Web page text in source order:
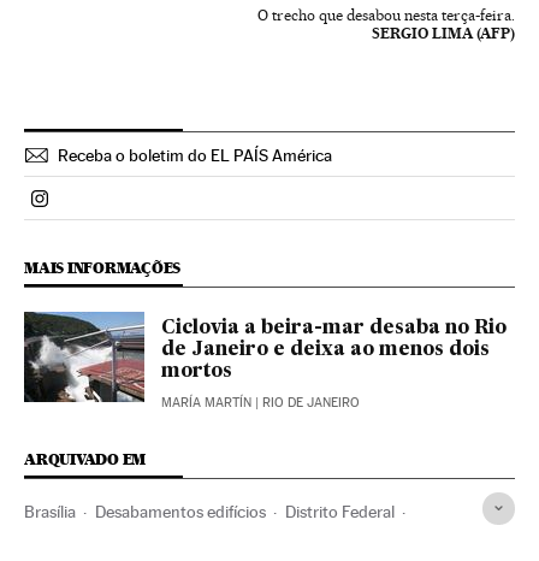
O trecho que desabou nesta terça-feira.
SERGIO LIMA (AFP)
Receba o boletim do EL PAÍS América
Politica El País Brasil en Instagram
MAIS INFORMAÇÕES
Ciclovia a beira-mar desaba no Rio
de Janeiro e deixa ao menos dois
mortos
MARÍA MARTÍN | RIO DE JANEIRO
ARQUIVADO EM
Brasília Desabamentos edifícios Distrito Federal